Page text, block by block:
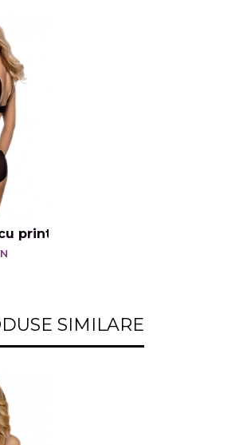
print leopard
SIMILARE